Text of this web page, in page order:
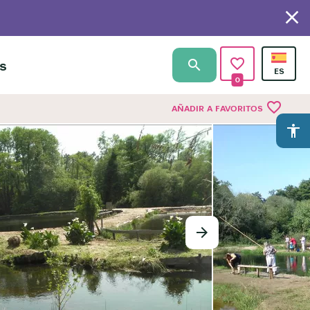
0
AÑADIR A FAVORITOS favorite_border
accessibility